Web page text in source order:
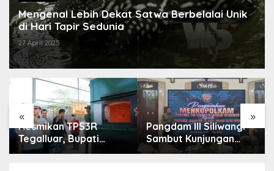
Mengenal Lebih Dekat Satwa Berbelalai Unik
di Hari Tapir Sedunia
27 April 2025
« »
Resmikan TPS3R
Tegalluar, Bupati
Bandung: Sampah
Pangdam III Siliwangi
Sambut Kunjungan
Kerja Menkopolkam: